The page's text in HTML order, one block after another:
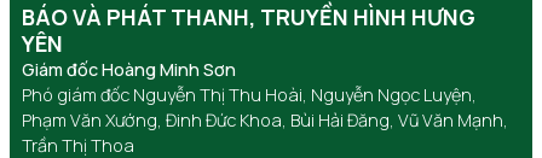
BÁO VÀ PHÁT THANH, TRUYỀN HÌNH HƯNG
YÊN
Giám đốc Hoàng Minh Sơn
Phó giám đốc Nguyễn Thị Thu Hoài, Nguyễn Ngọc Luyện,
Phạm Văn Xướng, Đinh Đức Khoa, Bùi Hải Đăng, Vũ Văn Mạnh,
Trần Thị Thoa